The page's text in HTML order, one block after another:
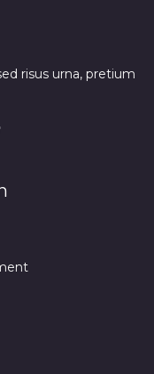
risus urna, pretium